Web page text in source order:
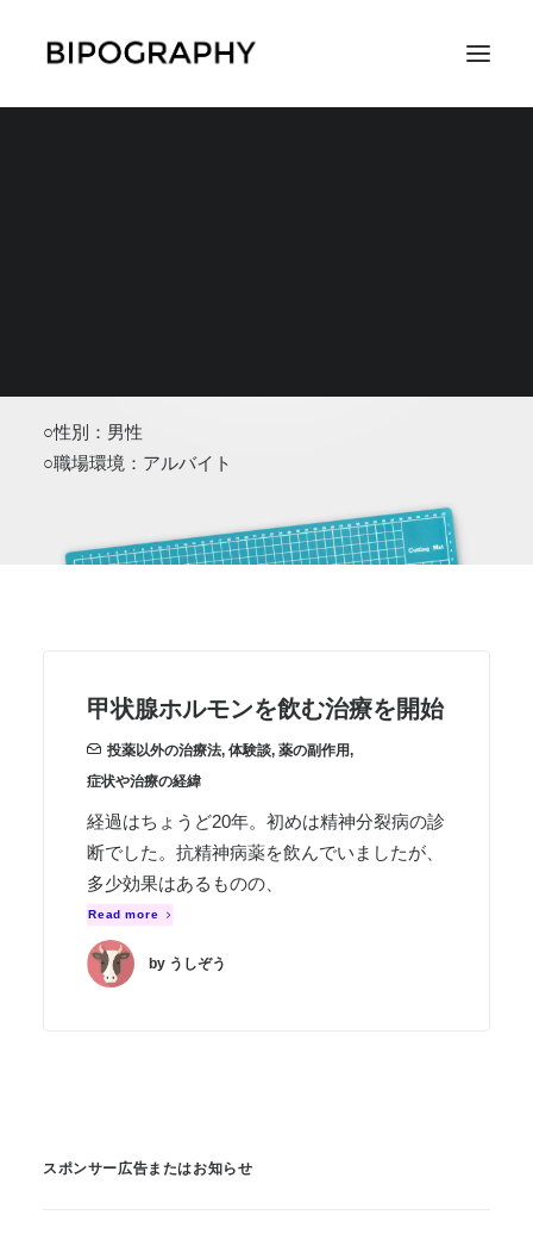
○性別：男性
○職場環境：アルバイト
甲状腺ホルモンを飲む治療を開始
投薬以外の治療法, 体験談, 薬の副作用,
症状や治療の経緯
経過はちょうど20年。初めは精神分裂病の診
断でした。抗精神病薬を飲んでいましたが、
多少効果はあるものの、
Read more
by うしぞう
スポンサー広告またはお知らせ